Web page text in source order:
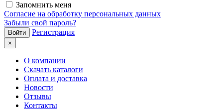
Запомнить меня
Согласие на обработку персональных данных
Забыли свой пароль?
Регистрация
×
О компании
Скачать каталоги
Оплата и доставка
Новости
Отзывы
Контакты